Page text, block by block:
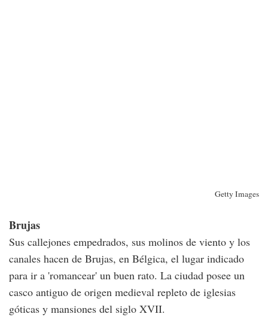
Getty Images
Brujas
Sus callejones empedrados, sus molinos de viento y los
canales hacen de Brujas, en Bélgica, el lugar indicado
para ir a 'romancear' un buen rato. La ciudad posee un
casco antiguo de origen medieval repleto de iglesias
góticas y mansiones del siglo XVII.